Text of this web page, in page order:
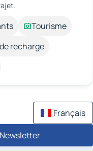
Tourisme
recharge
Français